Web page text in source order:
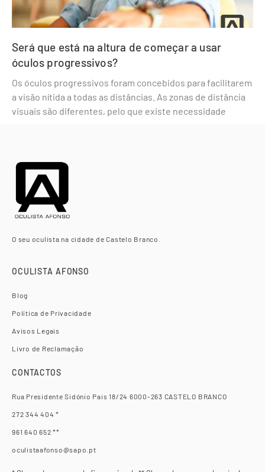
Será que está na altura de começar a usar
óculos progressivos?
Os óculos progressivos foram concebidos para facilitarem
a visão nítida a todas as distâncias. As zonas de distância
visuais são diferentes, pelo que existe necessidade
O seu oculista na cidade de Castelo Branco.
OCULISTA AFONSO
Blog
Política de Privacidade
Avisos Legais
Livro de Reclamação
CONTACTOS
Rua Presidente Sidónio Pais 18/24 6000-263 CASTELO BRANCO
272 344 404 *
961 640 652 **
oculistaafonso@sapo.pt